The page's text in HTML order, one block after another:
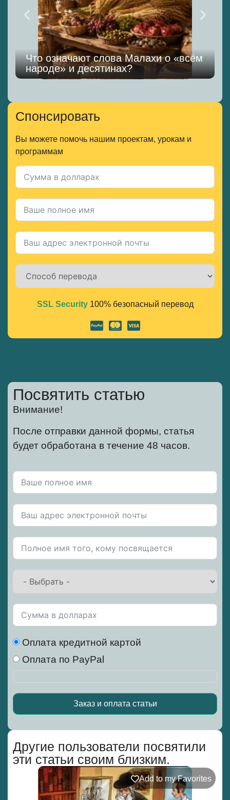
Что означают слова Малахи о «всём
народе» и десятинах?
Спонсировать
Вы можете помочь нашим проектам, урокам и
программам
Alternative:
SSL Security100% безопасный перевод
Другие пользователи посвятили
эти статьи своим близким.
Add to my Favorites
Посвятить статью
Внимание!
После отправки данной формы, статья
будет обработана в течение 48 часов.
Оплата кредитной картой
Оплата по PayPal
Заказ и оплата статьи
Alternative: